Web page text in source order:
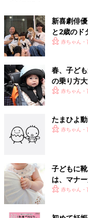
新喜劇俳
と2歳のド
引っ張っ
赤ちゃん・
春、子ど
の乗り方
要、事故
赤ちゃん・
たまひよ
赤ちゃん・
子どもに
は、マナ
赤ちゃん・